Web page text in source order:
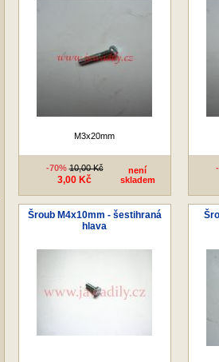
M3x20mm
-70%10,00 Kč
3,00 Kč
není
skladem
Šroub M4x10mm - šestihraná
hlava